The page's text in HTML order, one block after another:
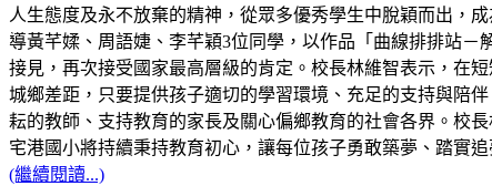
人生態度及永不放棄的精神，從眾多優秀學生中脫穎而出，
導黃芊媃、周語婕、李芊穎3位同學，以作品「曲線排排站－
接見，再次接受國家最高層級的肯定。校長林維智表示，在
城鄉差距，只要提供孩子適切的學習環境、充足的支持與陪
耘的教師、支持教育的家長及關心偏鄉教育的社會各界。校
宅港國小將持續秉持教育初心，讓每位孩子勇敢築夢、踏實
(繼續閱讀...)